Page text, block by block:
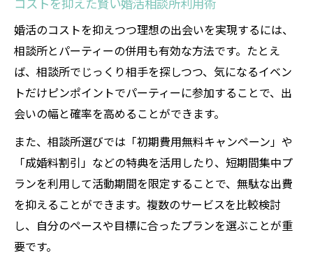
コストを抑えた賢い婚活相談所利用術
婚活のコストを抑えつつ理想の出会いを実現するには、
相談所とパーティーの併用も有効な方法です。たとえ
ば、相談所でじっくり相手を探しつつ、気になるイベン
トだけピンポイントでパーティーに参加することで、出
会いの幅と確率を高めることができます。
また、相談所選びでは「初期費用無料キャンペーン」や
「成婚料割引」などの特典を活用したり、短期間集中プ
ランを利用して活動期間を限定することで、無駄な出費
を抑えることができます。複数のサービスを比較検討
し、自分のペースや目標に合ったプランを選ぶことが重
要です。